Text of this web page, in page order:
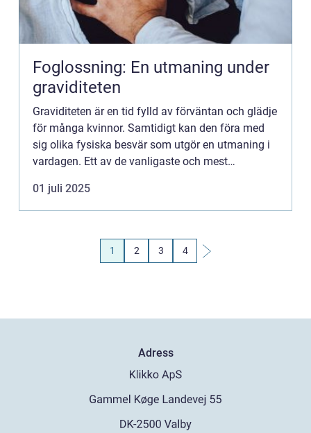
Foglossning: En utmaning under
graviditeten
Graviditeten är en tid fylld av förväntan och glädje
för många kvinnor. Samtidigt kan den föra med
sig olika fysiska besvär som utgör en utmaning i
vardagen. Ett av de vanligaste och mest
01 juli 2025
1 2 3 4
Adress